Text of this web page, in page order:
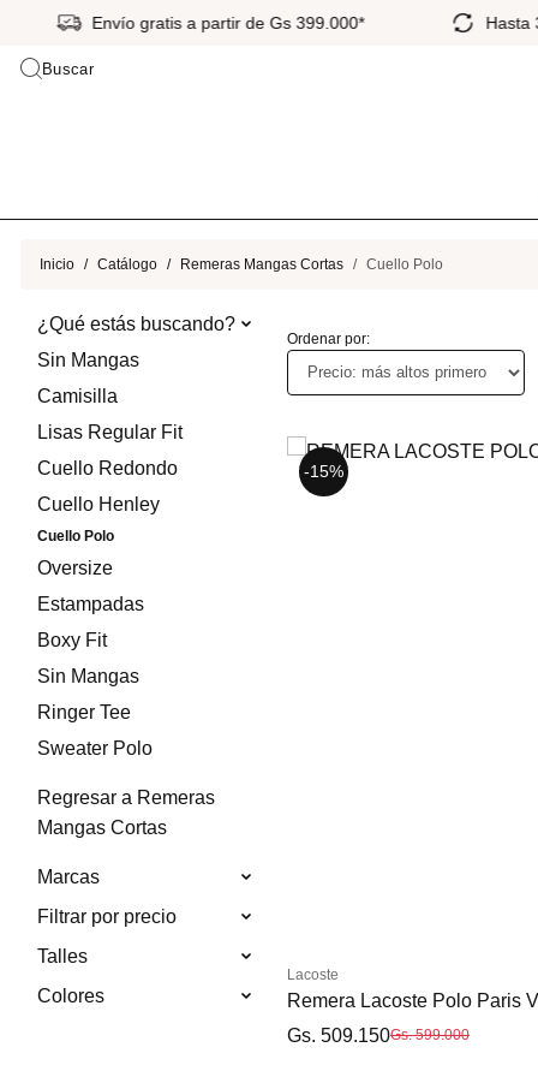
Envío gratis a partir de Gs 399.000* Hasta
Buscar
Inicio Catálogo Remeras Mangas Cortas Cuello Polo
¿Qué estás buscando?
Sin Mangas
Camisilla
Lisas Regular Fit
Cuello Redondo
Cuello Henley
Cuello Polo
Oversize
Estampadas
Boxy Fit
Sin Mangas
Ringer Tee
Sweater Polo
Regresar a Remeras
Mangas Cortas
Marcas
Filtrar por precio
Talles
Colores
Ordenar por:
-15%
Lacoste
Remera Lacoste Polo Paris
Gs. 509.150Gs. 599.000
-15%